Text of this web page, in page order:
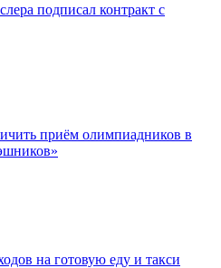
подписал контракт с
приём олимпиадников в
на готовую еду и такси